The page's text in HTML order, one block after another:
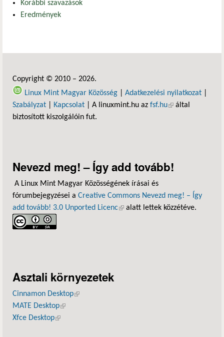
Korábbi szavazások
Eredmények
Copyright © 2010 – 2026.
Linux Mint Magyar Közösség
Adatkezelési nyilatkozat
Szabályzat
Kapcsolat | A linuxmint.hu az fsf.hu(külső hivatkozás)
által
biztosított kiszolgálóin fut.
Nevezd meg! – Így add tovább!
A Linux Mint Magyar Közösségének írásai és
fórumbejegyzései a Creative Commons Nevezd meg! – Így
add tovább! 3.0 Unported Licenc(külső hivatkozás)
alatt lettek közzétéve.
Asztali környezetek
Cinnamon Desktop(külső hivatkozás)
MATE Desktop(külső hivatkozás)
Xfce Desktop(külső hivatkozás)